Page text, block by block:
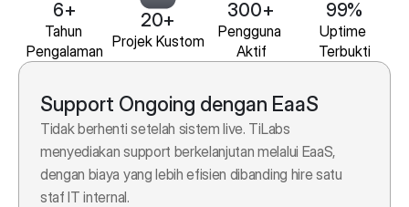
6+
Tahun
Pengalaman
20+
Projek Kustom
300+
Pengguna
Aktif
99%
Uptime
Terbukti
Support Ongoing dengan EaaS
Tidak berhenti setelah sistem live. TiLabs
menyediakan support berkelanjutan melalui EaaS,
dengan biaya yang lebih efisien dibanding hire satu
staf IT internal.